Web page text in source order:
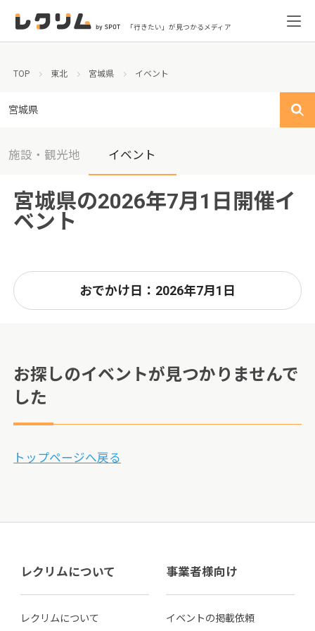
「行きたい」が見つかるメディア
TOP 東北 宮城県 イベント
宮城県
施設・観光地 イベント
宮城県の2026年7月1日開催イ
ベント
おでかけ日：2026年7月1日
お探しのイベントが見つかりませんで
した
トップページへ戻る
レクリムについて
レクリムについて
事業者様向け
イベントの掲載依頼